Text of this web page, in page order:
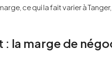
ce qui la fait varier à
: la marge de